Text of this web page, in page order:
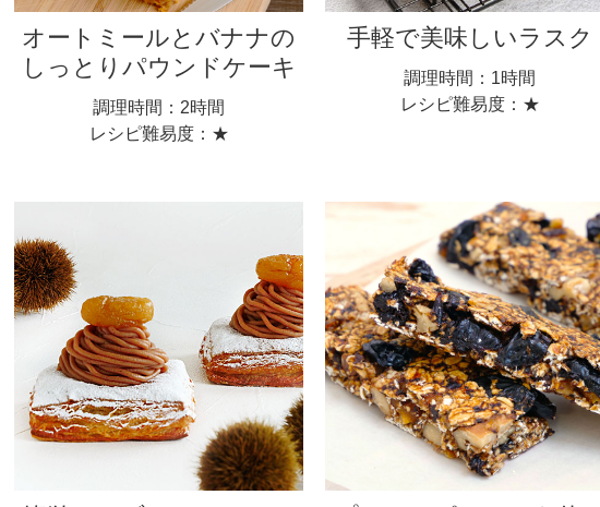
オートミールとバナナの
しっとりパウンドケーキ
調理時間：2時間
レシピ難易度：★
手軽で美味しいラスク
調理時間：1時間
レシピ難易度：★